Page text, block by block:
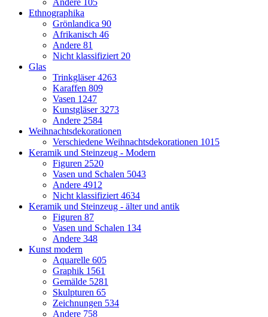
Ethnographika
Grönlandica 90
Afrikanisch 46
Andere 81
Nicht klassifiziert 20
Glas
Trinkgläser4263
Karaffen 809
Vasen 1247
Kunstgläser3273
Andere 2584
Weihnachtsdekorationen
Verschiedene Weihnachtsdekorationen 1015
Keramik und Steinzeug - Modern
Figuren 2520
Vasen und Schalen 5043
Andere 4912
Nicht klassifiziert 4634
Keramik und Steinzeug - älter und antik
Figuren 87
Vasen und Schalen 134
Andere 348
Kunst modern
Aquarelle 605
Graphik 1561
Gemälde 5281
Skulpturen 65
Zeichnungen 534
Andere 758